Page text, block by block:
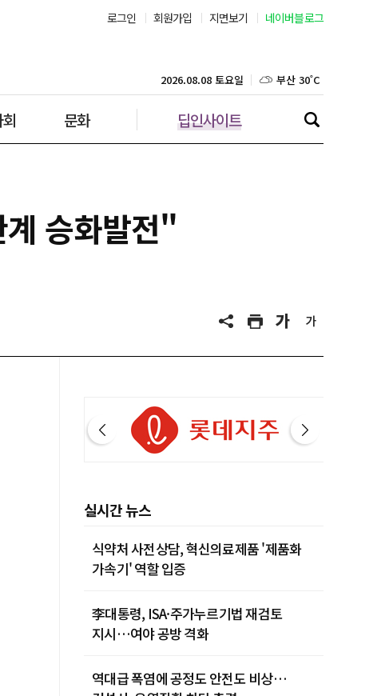
로그인 회원가입 지면보기 네이버블로그
문화 딥인사이트
2026.08.08 토요일
서울 33˚C
대구 31˚C
제주 30˚C
승화발전"
실시간 뉴스
식약처 사전상담, 혁신의료제품 '제품화
가속기' 역할 입증
李대통령, ISA·주가누르기법 재검토
지시…여야 공방 격화
역대급 폭염에 공정도 안전도 비상…